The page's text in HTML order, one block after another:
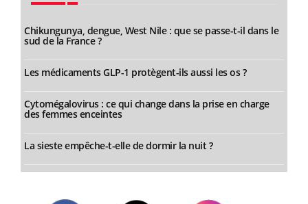
Chikungunya, dengue, West Nile : que se passe-t-il dans le
sud de la France ?
Les médicaments GLP-1 protègent-ils aussi les os ?
Cytomégalovirus : ce qui change dans la prise en charge
des femmes enceintes
La sieste empêche-t-elle de dormir la nuit ?